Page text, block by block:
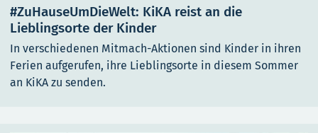
#ZuHauseUmDieWelt: KiKA reist an die
Lieblingsorte der Kinder
In verschiedenen Mitmach-Aktionen sind Kinder in ihren
Ferien aufgerufen, ihre Lieblingsorte in diesem Sommer
an KiKA zu senden.